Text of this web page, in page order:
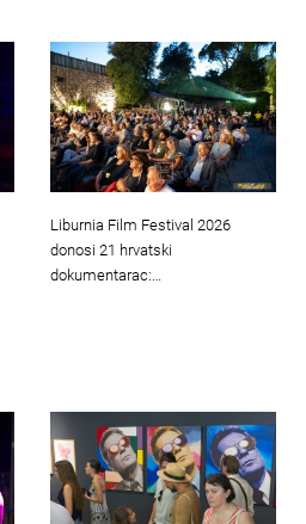
Liburnia Film Festival 2026
donosi 21 hrvatski
dokumentarac:…